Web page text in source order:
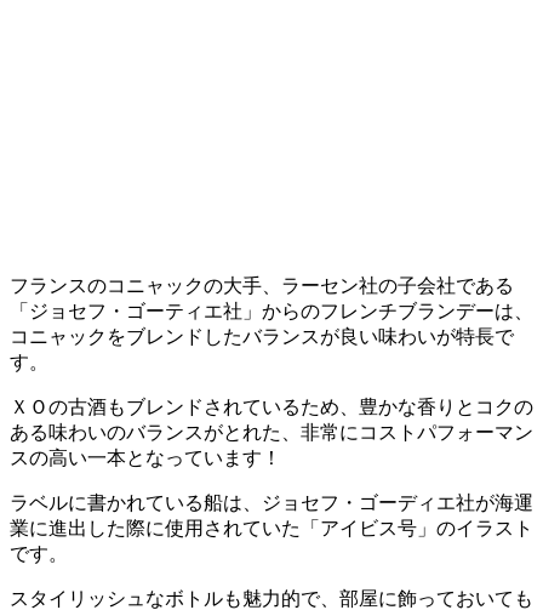
フランスのコニャックの大手、ラーセン社の子会社である
「ジョセフ・ゴーティエ社」からのフレンチブランデーは、
コニャックをブレンドしたバランスが良い味わいが特長で
す。
ＸＯの古酒もブレンドされているため、豊かな香りとコクの
ある味わいのバランスがとれた、非常にコストパフォーマン
スの高い一本となっています！
ラベルに書かれている船は、ジョセフ・ゴーディエ社が海運
業に進出した際に使用されていた「アイビス号」のイラスト
です。
スタイリッシュなボトルも魅力的で、部屋に飾っておいても